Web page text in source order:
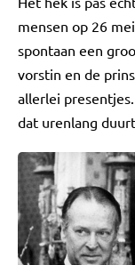
mensen op 26
spontaan een
vorstin en de
allerlei
dat urenlang